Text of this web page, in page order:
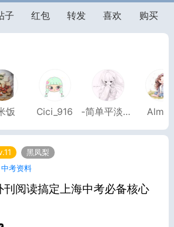
发了
子 红包 转发 喜欢 购买
饭 Cici_916 -简单平淡。就好
黑凤梨
中考资料
刊阅读搞定上海中考必备核心